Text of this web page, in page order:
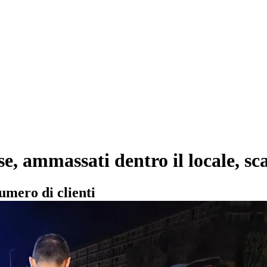
ammassati dentro il locale,
di clienti